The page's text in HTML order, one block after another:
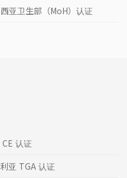
亚卫生部（MoH）认证
认证
亚 TGA 认证